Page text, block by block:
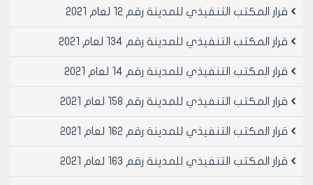
تقمع كافة الحالات التي تنفذ خلافاً للترخيص الممنوح.
ويبلغ من يلزم لتنفيذه أصولاً.
حلب
قرار المكتب التنفيذي للمدينة رقم 12 لعام 2021
قرار المكتب التنفيذي للمدينة رقم 134 لعام 2021
قرار المكتب التنفيذي للمدينة رقم 14 لعام 2021
قرار المكتب التنفيذي للمدينة رقم 158 لعام 2021
قرار المكتب التنفيذي للمدينة رقم 162 لعام 2021
قرار المكتب التنفيذي للمدينة رقم 163 لعام 2021